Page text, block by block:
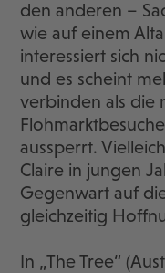
den anderen –
wie auf einem
interessiert sich
und es scheint
verbinden als die
aussperrt.
Claire in jungen
Gegenwart auf
gleichzeitig
In „The Tree“